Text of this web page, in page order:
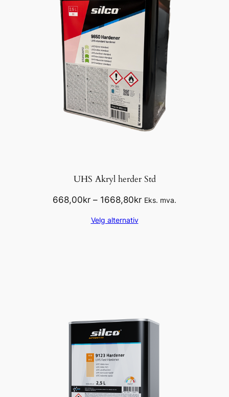
UHS Akryl herder Std
668,00kr – 1668,80krPrisområde:
Eks. mva.
Velg alternativ